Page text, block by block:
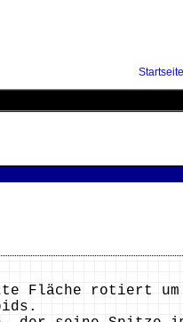
Startseite
Fläche rotiert